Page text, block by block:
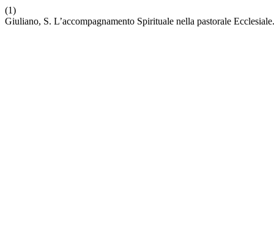
(1)
Giuliano, S. L’accompagnamento Spirituale nella pastorale